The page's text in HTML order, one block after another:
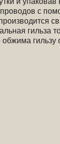
с
гильза
гильзу